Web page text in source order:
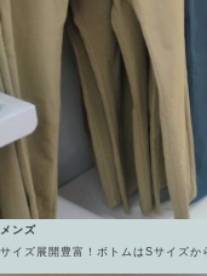
メンズ
サイズ展開豊富！ボトムはSサイズか